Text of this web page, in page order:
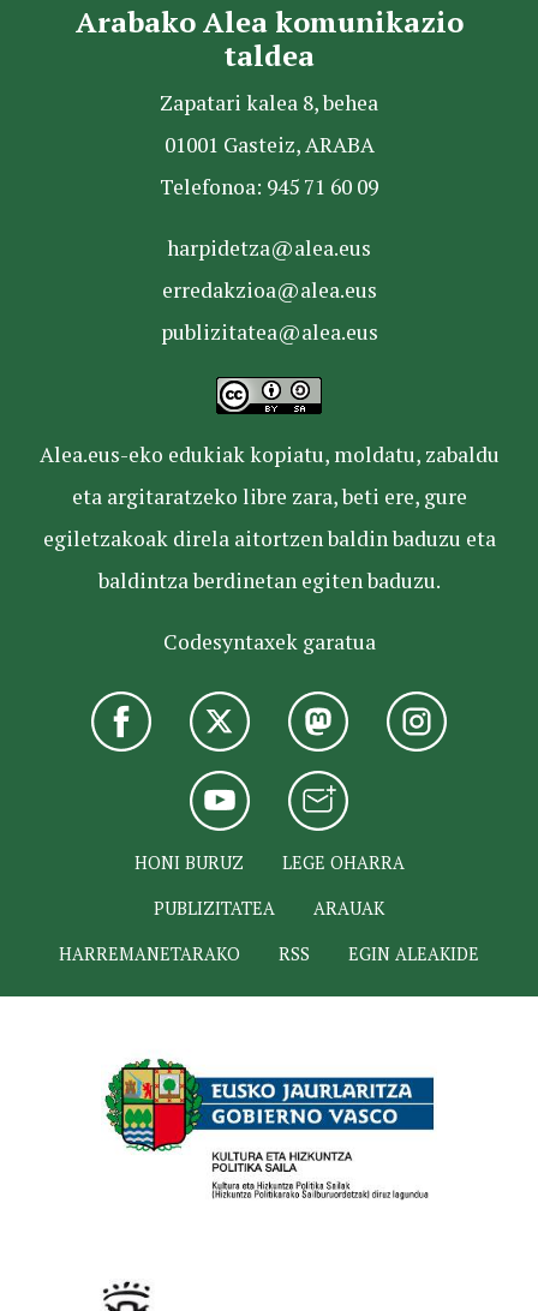
Arabako Alea komunikazio
taldea
Zapatari kalea 8, behea
01001 Gasteiz, ARABA
Telefonoa: 945 71 60 09
harpidetza@alea.eus
erredakzioa@alea.eus
publizitatea@alea.eus
Alea.eus-eko edukiak kopiatu, moldatu, zabaldu
eta argitaratzeko libre zara, beti ere, gure
egiletzakoak direla aitortzen baldin baduzu eta
baldintza berdinetan egiten baduzu.
Codesyntaxek garatua
HONI BURUZ
LEGE OHARRA
PUBLIZITATEA
ARAUAK
HARREMANETARAKO
RSS EGIN ALEAKIDE